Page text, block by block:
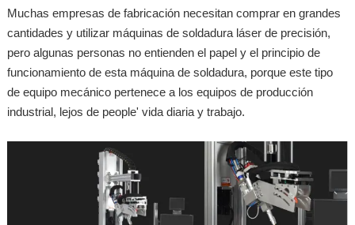
Muchas empresas de fabricación necesitan comprar en grandes
cantidades y utilizar máquinas de soldadura láser de precisión,
pero algunas personas no entienden el papel y el principio de
funcionamiento de esta máquina de soldadura, porque este tipo
de equipo mecánico pertenece a los equipos de producción
industrial, lejos de people' vida diaria y trabajo.